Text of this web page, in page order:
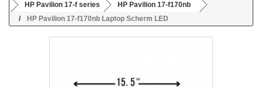
HP Pavilion 17-f series
HP Pavilion 17-f170nb
HP Pavilion 17-f170nb Laptop Scherm LED